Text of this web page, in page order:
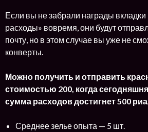
Если вы не забрали награды
расходы» вовремя, они будут
почту, но в этом случае вы уже не
конверты.
Можно получить и отправить
стоимостью 200, когда
сумма расходов достигнет 500
Среднее зелье опыта — 5 шт.